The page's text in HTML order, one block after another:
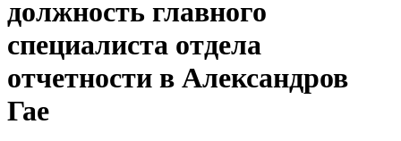
должность главного
специалиста отдела
отчетности в Александров
Гае